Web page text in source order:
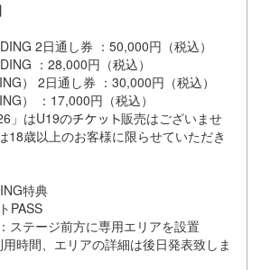
2日通し券 ：50,000円（税込）
：28,000円（税込）
） 2日通し券 ：30,000円（税込）
） ：17,000円（税込）
」はU19の
販売はございませ
18歳以上のお客様に限らせていただき
特典
PASS
ステージ前方に専用エリアを設置
時間、エリアの詳細は後日発表致しま